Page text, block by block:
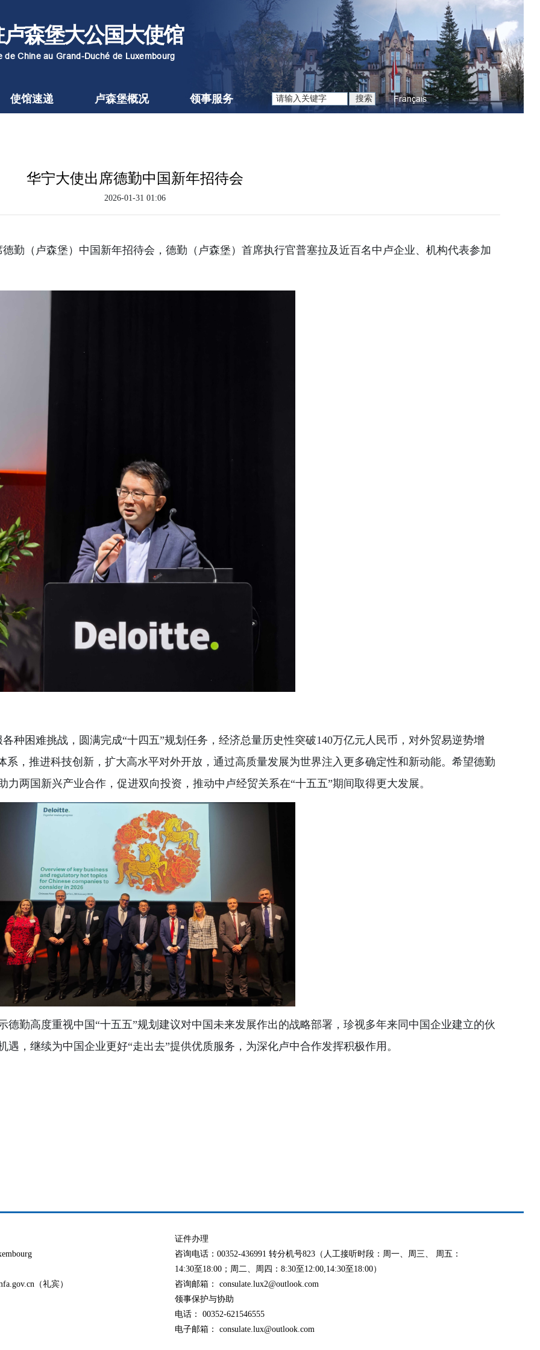
森堡大公国大使馆
Chine au Grand-Duché de Luxembourg
使馆速递 卢森堡概况 领事服务 Français
华宁大使出席德勤中国新年招待会
2026-01-31 01:06
勤（卢森堡）中国新年招待会，德勤（卢森堡）首席执行官普塞拉及近百名中卢企业、机构代表参加
种困难挑战，圆满完成“十四五”规划任务，经济总量历史性突破140万亿元人民币，对外贸易逆势增
系，推进科技创新，扩大高水平对外开放，通过高质量发展为世界注入更多确定性和新动能。希望德勤
两国新兴产业合作，促进双向投资，推动中卢经贸关系在“十五五”期间取得更大发展。
勤高度重视中国“十五五”规划建议对中国未来发展作出的战略部署，珍视多年来同中国企业建立的伙
，继续为中国企业更好“走出去”提供优质服务，为深化卢中合作发挥积极作用。
（礼宾）
证件办理
咨询电话：00352-436991 转分机号823（人工接听时段：周一、周三、 周五：
14:30至18:00；周二、周四：8:30至12:00,14:30至18:00）
咨询邮箱： consulate.lux2@outlook.com
领事保护与协助
电话： 00352-621546555
电子邮箱： consulate.lux@outlook.com